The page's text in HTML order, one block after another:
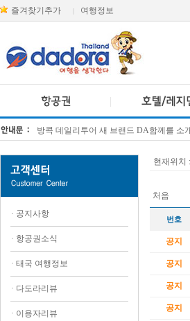
즐겨찾기추가 여행정보
방콕 데일리투어 새 브랜드 DA함께를 소
· 공지사항
· 항공권소식
· 태국 여행정보
· 다도라리뷰
· 이용자리뷰
현재위치 :
처음
번호
공지
공지
공지
공지